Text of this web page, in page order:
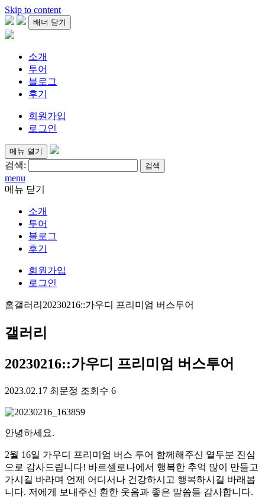
Skip to content
배너 닫기
소개
투어
블로그
후기
회원가입
로그인
메뉴 열기
검색:
menu
메뉴 닫기
소개
투어
블로그
후기
회원가입
로그인
홈갤러리 20230216::가우디 프리미엄 버스투어
갤러리
20230216::가우디 프리미엄 버스투어
2023.02.17 최문정 조회수 6
안녕하세요.
2월 16일 가우디 프리미엄 버스 투어 함께해주신 열두분 진심
으로 감사드립니다! 바르셀로나에서 행복한 추억 많이 만들고
가시길 바라며 언제 어디서나 건강하시고 행복하시길 바래봅
니다. 저에게 보내주신 환한 웃음과 좋은 말씀들 감사합니다.